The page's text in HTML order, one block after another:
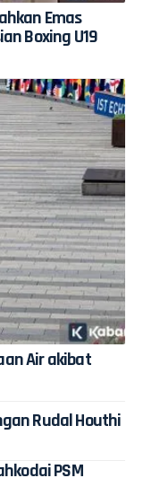
Emas
Boxing U19
Air akibat
Rudal Houthi
PSM